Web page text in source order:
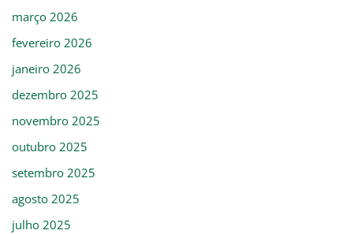
março 2026
fevereiro 2026
janeiro 2026
dezembro 2025
novembro 2025
outubro 2025
setembro 2025
agosto 2025
julho 2025